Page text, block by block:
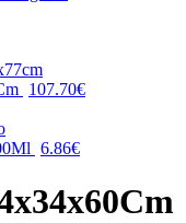
107.70€
6.86€